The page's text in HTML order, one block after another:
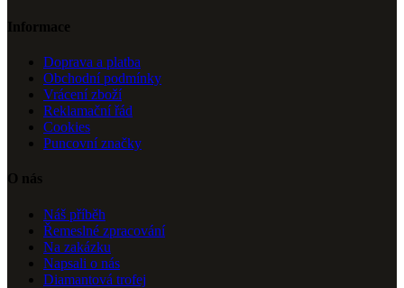
Informace
Doprava a platba
Obchodní podmínky
Vrácení zboží
Reklamační řád
Cookies
Puncovní značky
O nás
Náš příběh
Řemeslné zpracování
Na zakázku
Napsali o nás
Diamantová trofej